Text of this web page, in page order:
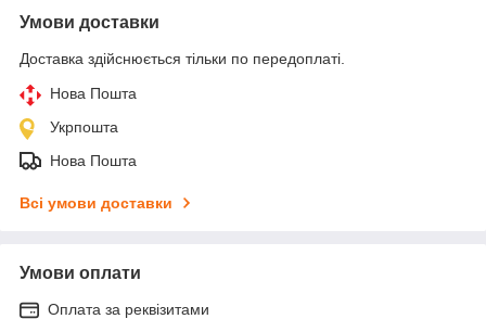
Умови доставки
Доставка здійснюється тільки по передоплаті.
Нова Пошта
Укрпошта
Нова Пошта
Всі умови доставки
Умови оплати
Оплата за реквізитами